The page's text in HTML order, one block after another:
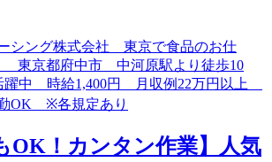
OK！カンタン作業】人気